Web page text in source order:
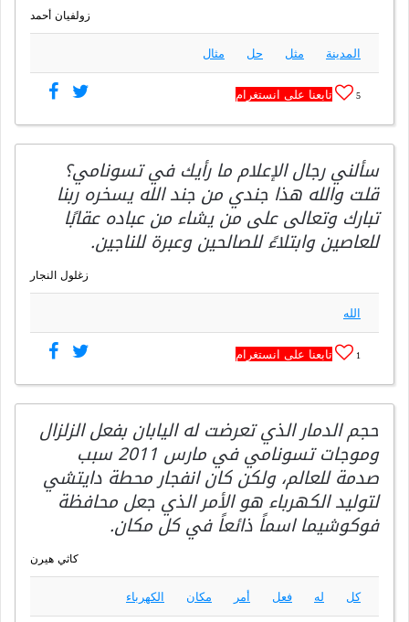
زولفيان أحمد
المدينة مثل حل مثال
5 تابعنا على انستغرام
سألني رجال الإعلام ما رأيك في تسونامي؟
قلت والله هذا جندي من جند الله يسخره ربنا
تبارك وتعالى على من يشاء من عباده عقابًا
للعاصين وابتلاءً للصالحين وعبرة للناجين.
زغلول النجار
الله
1 تابعنا على انستغرام
حجم الدمار الذي تعرضت له اليابان بفعل الزلزال
وموجات تسونامي في مارس 2011 سبب
صدمة للعالم، ولكن كان انفجار محطة دايتشي
لتوليد الكهرباء هو الأمر الذي جعل محافظة
فوكوشيما اسماً ذائعاً في كل مكان.
كاثي هيرن
كل له فعل أمر مكان الكهرباء